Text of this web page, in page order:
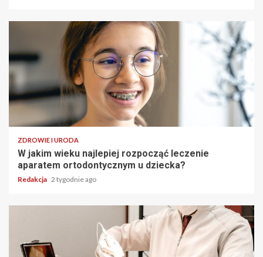
ZDROWIE I URODA
W jakim wieku najlepiej rozpocząć leczenie
aparatem ortodontycznym u dziecka?
Redakcja 2 tygodnie ago